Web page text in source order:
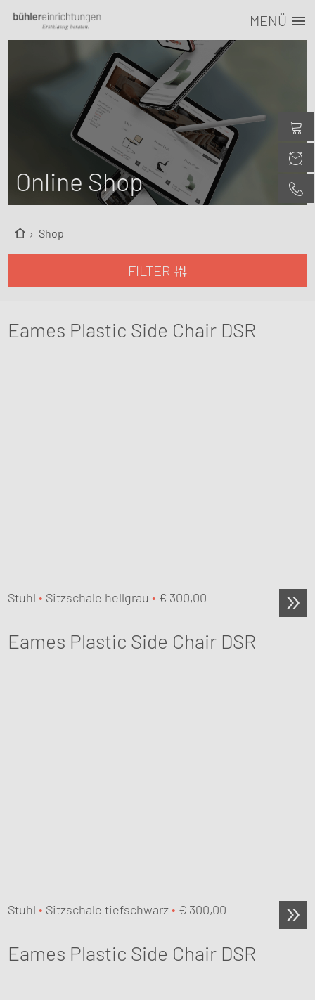
MENÜ
Online Shop
Shop
FILTER
Eames Plastic Side Chair DSR
Stuhl • Sitzschale hellgrau • € 300,00
Eames Plastic Side Chair DSR
Stuhl • Sitzschale tiefschwarz • € 300,00
Eames Plastic Side Chair DSR